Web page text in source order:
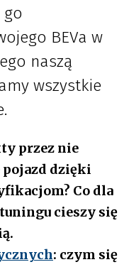
BEVa w
naszą
wszystkie
przez nie
pojazd dzięki
Co dla
cieszy się
: czym się